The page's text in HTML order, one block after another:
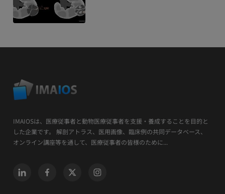
IMAIOSは、医療従事者と動物医療従事者を支援・養成することを目的と
した企業です。 解剖アトラス、医用画像、臨床例の共同データベース、
オンライン講座等を通して、医療従事者の皆様のために...